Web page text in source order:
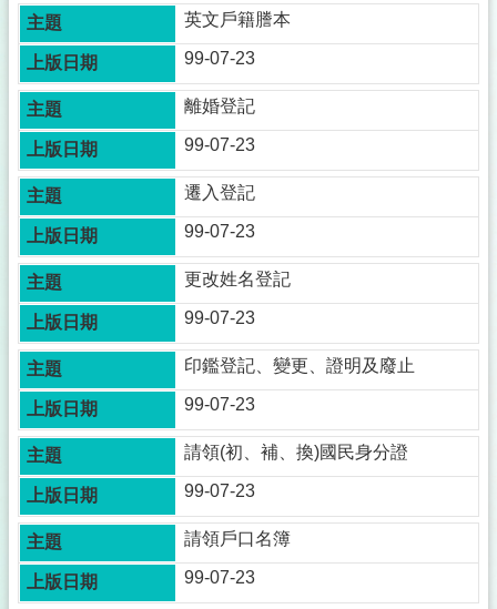
資
訊
公
開
補
助
公
告
專
區
議
事
透
明
化
專
區
殯
葬
區
宗
教
英文戶籍謄本
99-07-23
離婚登記
99-07-23
遷入登記
99-07-23
更改姓名登記
99-07-23
印鑑登記、變更、證明及廢止
99-07-23
請領(初、補、換)國民身分證
99-07-23
請領戶口名簿
99-07-23